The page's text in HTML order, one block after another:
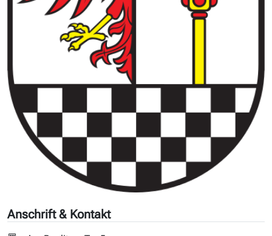
Anschrift & Kontakt